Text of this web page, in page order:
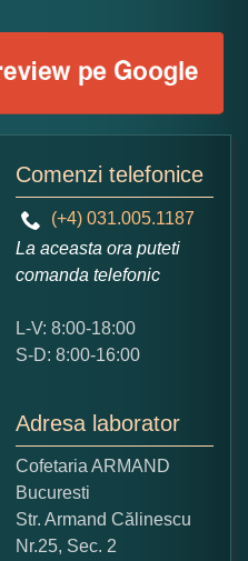
Comenzi telefonice
(+4) 031.005.1187
La aceasta ora puteti
comanda telefonic
L-V: 8:00-18:00
S-D: 8:00-16:00
Adresa laborator
Cofetaria ARMAND
Bucuresti
Str. Armand Călinescu
Nr.25, Sec. 2